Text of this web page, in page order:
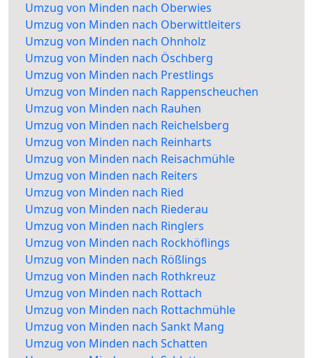
Umzug von Minden nach Oberwies
Umzug von Minden nach Oberwittleiters
Umzug von Minden nach Ohnholz
Umzug von Minden nach Öschberg
Umzug von Minden nach Prestlings
Umzug von Minden nach Rappenscheuchen
Umzug von Minden nach Rauhen
Umzug von Minden nach Reichelsberg
Umzug von Minden nach Reinharts
Umzug von Minden nach Reisachmühle
Umzug von Minden nach Reiters
Umzug von Minden nach Ried
Umzug von Minden nach Riederau
Umzug von Minden nach Ringlers
Umzug von Minden nach Rockhöflings
Umzug von Minden nach Rößlings
Umzug von Minden nach Rothkreuz
Umzug von Minden nach Rottach
Umzug von Minden nach Rottachmühle
Umzug von Minden nach Sankt Mang
Umzug von Minden nach Schatten